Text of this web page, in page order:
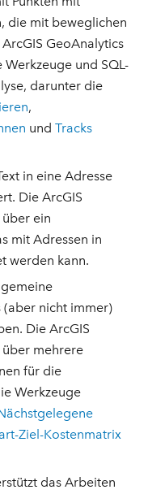
die mit beweglichen
GeoAnalytics
und SQL-
darunter die
,
undTracks
in eine Adresse
Die ArcGIS
ein
mit Adressen in
werden kann.
nicht immer)
Die ArcGIS
mehrere
für die
Werkzeuge
Ziel-Kostenmatrix
das Arbeiten